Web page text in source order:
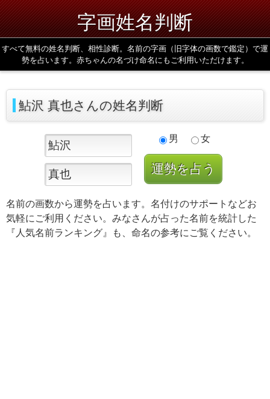
字画姓名判断
すべて無料の姓名判断、相性診断。名前の字画（旧字体の画数で鑑定）で運
勢を占います。赤ちゃんの名づけ命名にもご利用いただけます。
鮎沢 真也さんの姓名判断
男 女
名前の画数から運勢を占います。名付けのサポートなどお
気軽にご利用ください。みなさんが占った名前を統計した
『人気名前ランキング』も、命名の参考にご覧ください。